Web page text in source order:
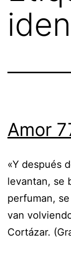
Amor
«Y después
levantan, se
perfuman,
van
Cortázar.